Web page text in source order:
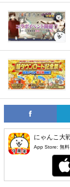
にゃんこ大
App Store: 無料